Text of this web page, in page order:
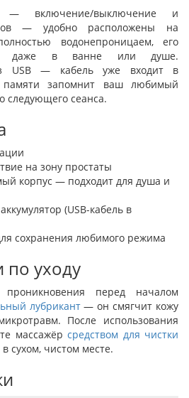
— включение/выключение и
— удобно расположены на
водонепроницаем, его
даже в ванне или душе.
USB — кабель уже входит в
памяти запомнит ваш любимый
следующего сеанса.
на зону простаты
корпус — подходит для душа и
(USB-кабель в
сохранения любимого режима
по уходу
проникновения перед началом
лубрикант— он смягчит кожу
После использования
массажёрсредством для чистки
сухом, чистом месте.